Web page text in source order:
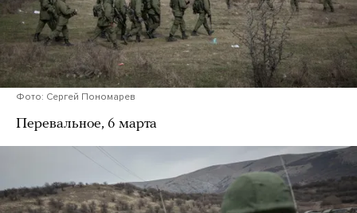
Фото: Сергей Пономарев
Перевальное, 6 марта